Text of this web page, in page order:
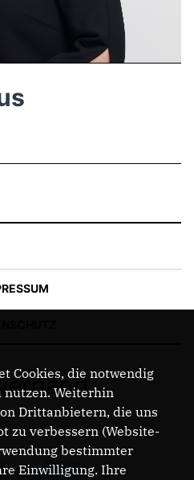
werden
Cookies, die notwendig
nutzen. Weiterhin
Drittanbietern, die uns
zu verbessern (Website-
bestimmter
Einwilligung. Ihre